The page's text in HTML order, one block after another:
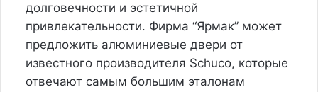
долговечности и эстетичной
привлекательности. Фирма “Ярмак” может
предложить алюминиевые двери от
известного производителя Schuco, которые
отвечают самым большим эталонам